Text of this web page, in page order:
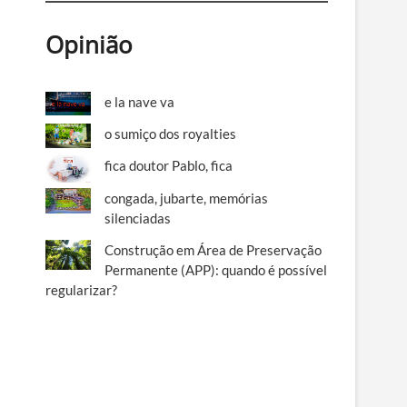
Opinião
e la nave va
o sumiço dos royalties
fica doutor Pablo, fica
congada, jubarte, memórias
silenciadas
Construção em Área de Preservação
Permanente (APP): quando é possível
regularizar?